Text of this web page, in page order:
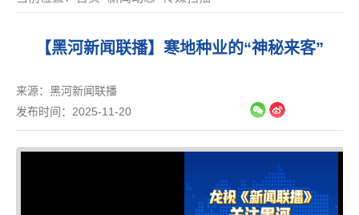
【黑河新闻联播】寒地种业的“神秘来客”
来源： 黑河新闻联播
发布时间：2025-11-20